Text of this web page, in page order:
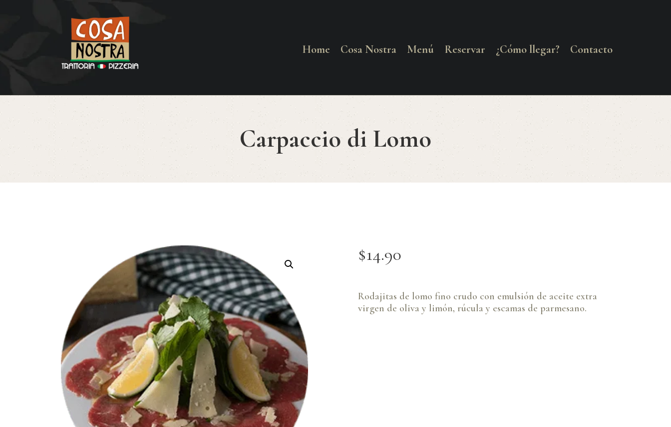
Home Cosa Nostra Menú Reservar ¿Cómo llegar? Contacto
Carpaccio di Lomo
COSA NOSTRA
RESERVAR
¿CÓMO LLEGAR?
CONTACTO
$14.90
Rodajitas de lomo fino crudo con emulsión de aceite extra
virgen de oliva y limón, rúcula y escamas de parmesano.